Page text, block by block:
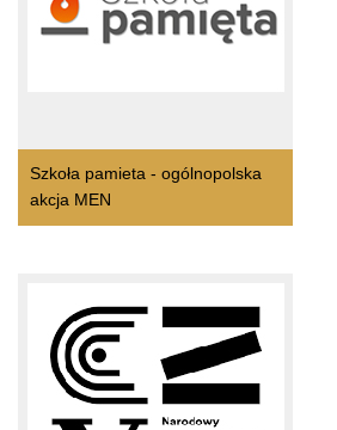
Szkoła pamieta - ogólnopolska
akcja MEN